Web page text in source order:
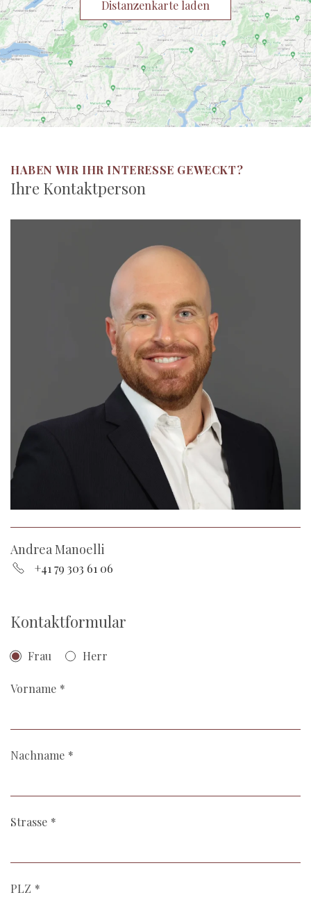
Distanzenkarte laden
HABEN WIR IHR INTERESSE GEWECKT?
Ihre Kontaktperson
Andrea Manoelli
+41 79 303 61 06
Kontaktformular
Frau Herr
Vorname
Nachname
Strasse
PLZ